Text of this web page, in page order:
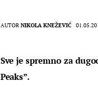
AUTOR NIKOLA KNEŽEVIĆ
Sve je spremno za
Peaks”.